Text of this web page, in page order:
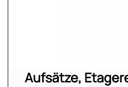
Aufsätze,